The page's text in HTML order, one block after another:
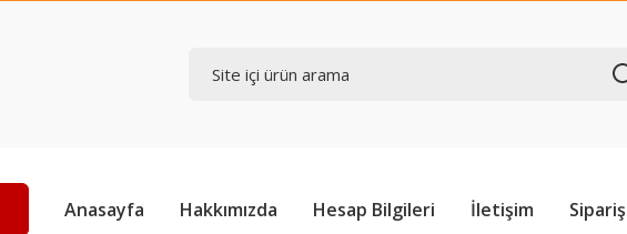
Anasayfa Hakkımızda Hesap Bilgileri İletişim